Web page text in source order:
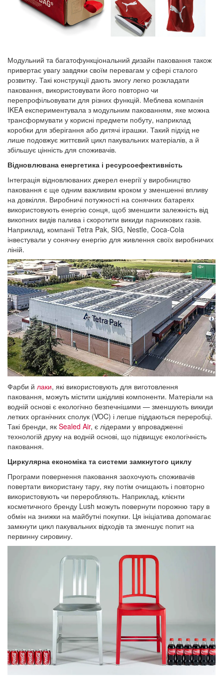
Модульний та багатофункціональний дизайн паковання також
привертає увагу завдяки своїм перевагам у сфері сталого
розвитку. Такі конструкції дають змогу легко розкладати
паковання, використовувати його повторно чи
перепрофільовувати для різних функцій. Меблева компанія
IKEA експериментувала з модульним пакованням, яке можна
трансформувати у корисні предмети побуту, наприклад
коробки для зберігання або дитячі іграшки. Такий підхід не
лише подовжує життєвий цикл пакувальних матеріалів, а й
збільшує цінність для споживачів.
Відновлювана енергетика і ресурсоефективність
Інтеграція відновлюваних джерел енергії у виробництво
паковання є ще одним важливим кроком у зменшенні впливу
на довкілля. Виробничі потужності на сонячних батареях
використовують енергію сонця, щоб зменшити залежність від
викопних видів палива і скоротити викиди парникових газів.
Наприклад, компанії Tetra Pak, SIG, Nestle, Coca-Cola
інвестували у сонячну енергію для живлення своїх виробничих
ліній.
Фарби й лаки, які використовують для виготовлення
паковання, можуть містити шкідливі компоненти. Матеріали на
водній основі є екологічно безпечнішими — зменшують викиди
летких органічних сполук (VOC) і легше піддаються переробці.
Такі бренди, як Sealed Air, є лідерами у впровадженні
технологій друку на водній основі, що підвищує екологічність
паковання.
Циркулярна економіка та системи замкнутого циклу
Програми повернення паковання заохочують споживачів
повертати використану тару, яку потім очищають і повторно
використовують чи переробляють. Наприклад, клієнти
косметичного бренду Lush можуть повернути порожню тару в
обмін на знижки на майбутні покупки. Ця ініціатива допомагає
замкнути цикл пакувальних відходів та зменшує попит на
первинну сировину.